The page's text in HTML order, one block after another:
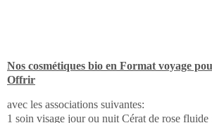
Nos cosmétiques bio en Format voyage
Offrir
avec les associations suivantes:
1 soin visage jour ou nuit Cérat de rose fluide